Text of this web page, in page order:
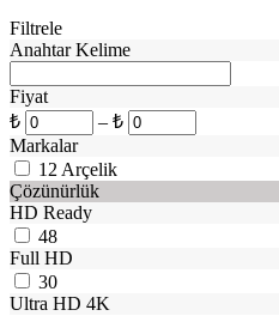
Filtrele
Anahtar Kelime
Fiyat
₺
– ₺
Markalar
12 Arçelik
Çözünürlük
HD Ready
48
Full HD
30
Ultra HD 4K